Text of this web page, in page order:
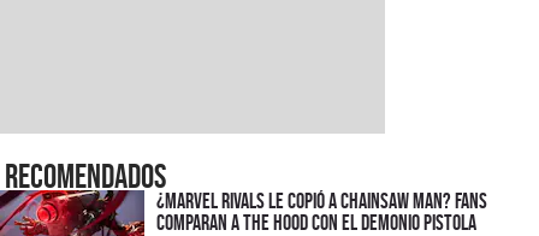
Recomendados
¿Marvel Rivals le copió a Chainsaw Man? Fans
comparan a The Hood con el Demonio Pistola